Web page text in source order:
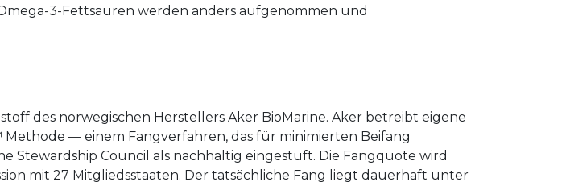
3-Fettsäuren werden anders aufgenommen und
des norwegischen Herstellers Aker BioMarine. Aker betreibt eigene
— einem Fangverfahren, das für minimierten Beifang
Stewardship Council als nachhaltig eingestuft. Die Fangquote wird
mit 27 Mitgliedsstaaten. Der tatsächliche Fang liegt dauerhaft unter